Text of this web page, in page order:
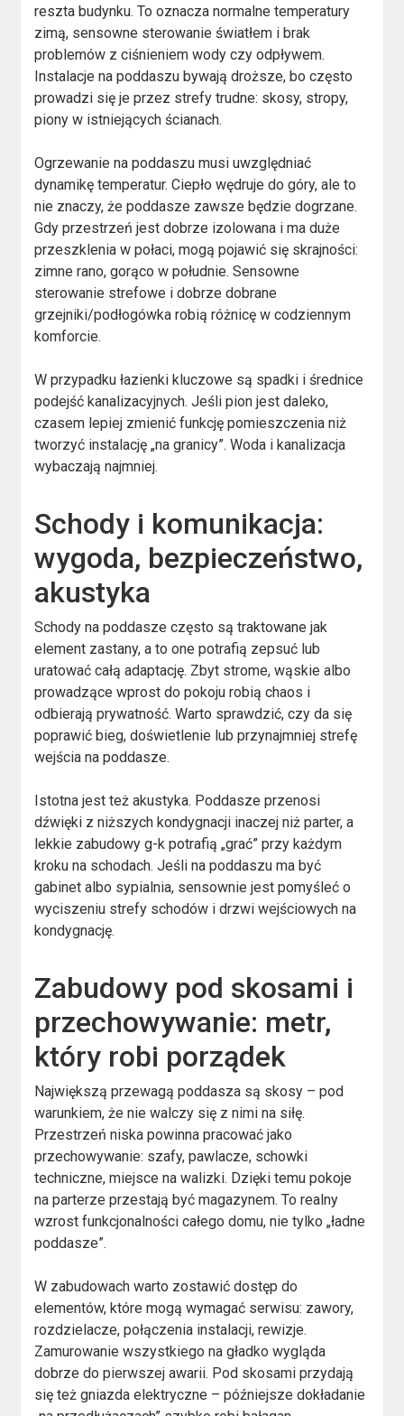
reszta budynku. To oznacza normalne temperatury
zimą, sensowne sterowanie światłem i brak
problemów z ciśnieniem wody czy odpływem.
Instalacje na poddaszu bywają droższe, bo często
prowadzi się je przez strefy trudne: skosy, stropy,
piony w istniejących ścianach.
Ogrzewanie na poddaszu musi uwzględniać
dynamikę temperatur. Ciepło wędruje do góry, ale to
nie znaczy, że poddasze zawsze będzie dogrzane.
Gdy przestrzeń jest dobrze izolowana i ma duże
przeszklenia w połaci, mogą pojawić się skrajności:
zimne rano, gorąco w południe. Sensowne
sterowanie strefowe i dobrze dobrane
grzejniki/podłogówka robią różnicę w codziennym
komforcie.
W przypadku łazienki kluczowe są spadki i średnice
podejść kanalizacyjnych. Jeśli pion jest daleko,
czasem lepiej zmienić funkcję pomieszczenia niż
tworzyć instalację „na granicy”. Woda i kanalizacja
wybaczają najmniej.
Schody i komunikacja:
wygoda, bezpieczeństwo,
akustyka
Schody na poddasze często są traktowane jak
element zastany, a to one potrafią zepsuć lub
uratować całą adaptację. Zbyt strome, wąskie albo
prowadzące wprost do pokoju robią chaos i
odbierają prywatność. Warto sprawdzić, czy da się
poprawić bieg, doświetlenie lub przynajmniej strefę
wejścia na poddasze.
Istotna jest też akustyka. Poddasze przenosi
dźwięki z niższych kondygnacji inaczej niż parter, a
lekkie zabudowy g-k potrafią „grać” przy każdym
kroku na schodach. Jeśli na poddaszu ma być
gabinet albo sypialnia, sensownie jest pomyśleć o
wyciszeniu strefy schodów i drzwi wejściowych na
kondygnację.
Zabudowy pod skosami i
przechowywanie: metr,
który robi porządek
Największą przewagą poddasza są skosy – pod
warunkiem, że nie walczy się z nimi na siłę.
Przestrzeń niska powinna pracować jako
przechowywanie: szafy, pawlacze, schowki
techniczne, miejsce na walizki. Dzięki temu pokoje
na parterze przestają być magazynem. To realny
wzrost funkcjonalności całego domu, nie tylko „ładne
poddasze”.
W zabudowach warto zostawić dostęp do
elementów, które mogą wymagać serwisu: zawory,
rozdzielacze, połączenia instalacji, rewizje.
Zamurowanie wszystkiego na gładko wygląda
dobrze do pierwszej awarii. Pod skosami przydają
się też gniazda elektryczne – późniejsze dokładanie